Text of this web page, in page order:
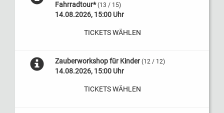
Fahrradtour* (13 / 15)
14.08.2026, 15:00 Uhr
TICKETS WÄHLEN
Zauberworkshop für Kinder (12 / 12)
14.08.2026, 15:00 Uhr
TICKETS WÄHLEN